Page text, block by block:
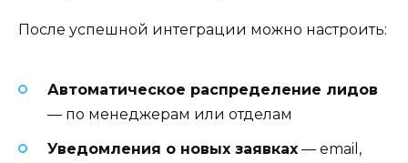
После успешной интеграции можно настроить:
Автоматическое распределение лидов
— по менеджерам или отделам
Уведомления о новых заявках — email,